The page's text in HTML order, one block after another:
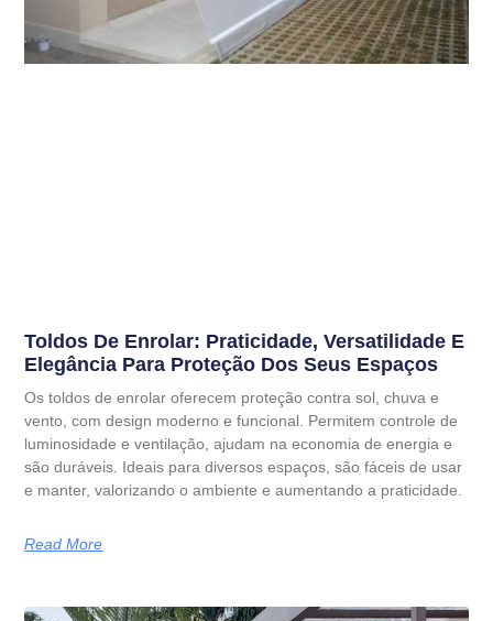
Toldos De Enrolar: Praticidade, Versatilidade E
Elegância Para Proteção Dos Seus Espaços
Os toldos de enrolar oferecem proteção contra sol, chuva e
vento, com design moderno e funcional. Permitem controle de
luminosidade e ventilação, ajudam na economia de energia e
são duráveis. Ideais para diversos espaços, são fáceis de usar
e manter, valorizando o ambiente e aumentando a praticidade.
Read More